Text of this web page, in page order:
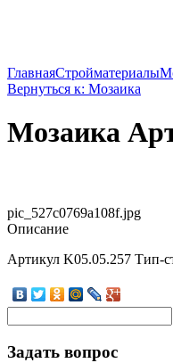
ГлавнаяСтройматериалы
Вернуться к: Мозаика
Мозаика
pic_527c0769a108f.jpg
Описание
Артикул K05.05.257 Тип-
Задать вопрос